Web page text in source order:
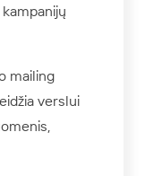
mailing
verslui